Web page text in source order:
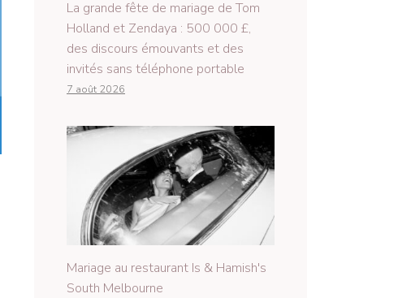
La grande fête de mariage de Tom
Holland et Zendaya : 500 000 £,
des discours émouvants et des
invités sans téléphone portable
7 août 2026
Mariage au restaurant Is & Hamish's
South Melbourne